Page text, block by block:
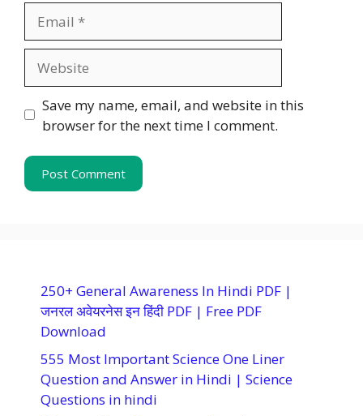
Save my name, email, and website in this
browser for the next time I comment.
250+ General Awareness In Hindi PDF |
जनरल अवेयरनेस इन हिंदी PDF | Free PDF
Download
555 Most Important Science One Liner
Question and Answer in Hindi | Science
Questions in hindi